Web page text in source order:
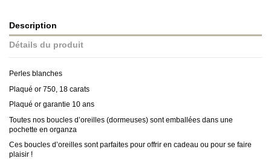
Description
Détails du produit
Perles blanches
Plaqué or 750, 18 carats
Plaqué or garantie 10 ans
Toutes nos boucles d’oreilles (dormeuses) sont emballées dans une
pochette en organza
Ces boucles d’oreilles sont parfaites pour offrir en cadeau ou pour se faire
plaisir !